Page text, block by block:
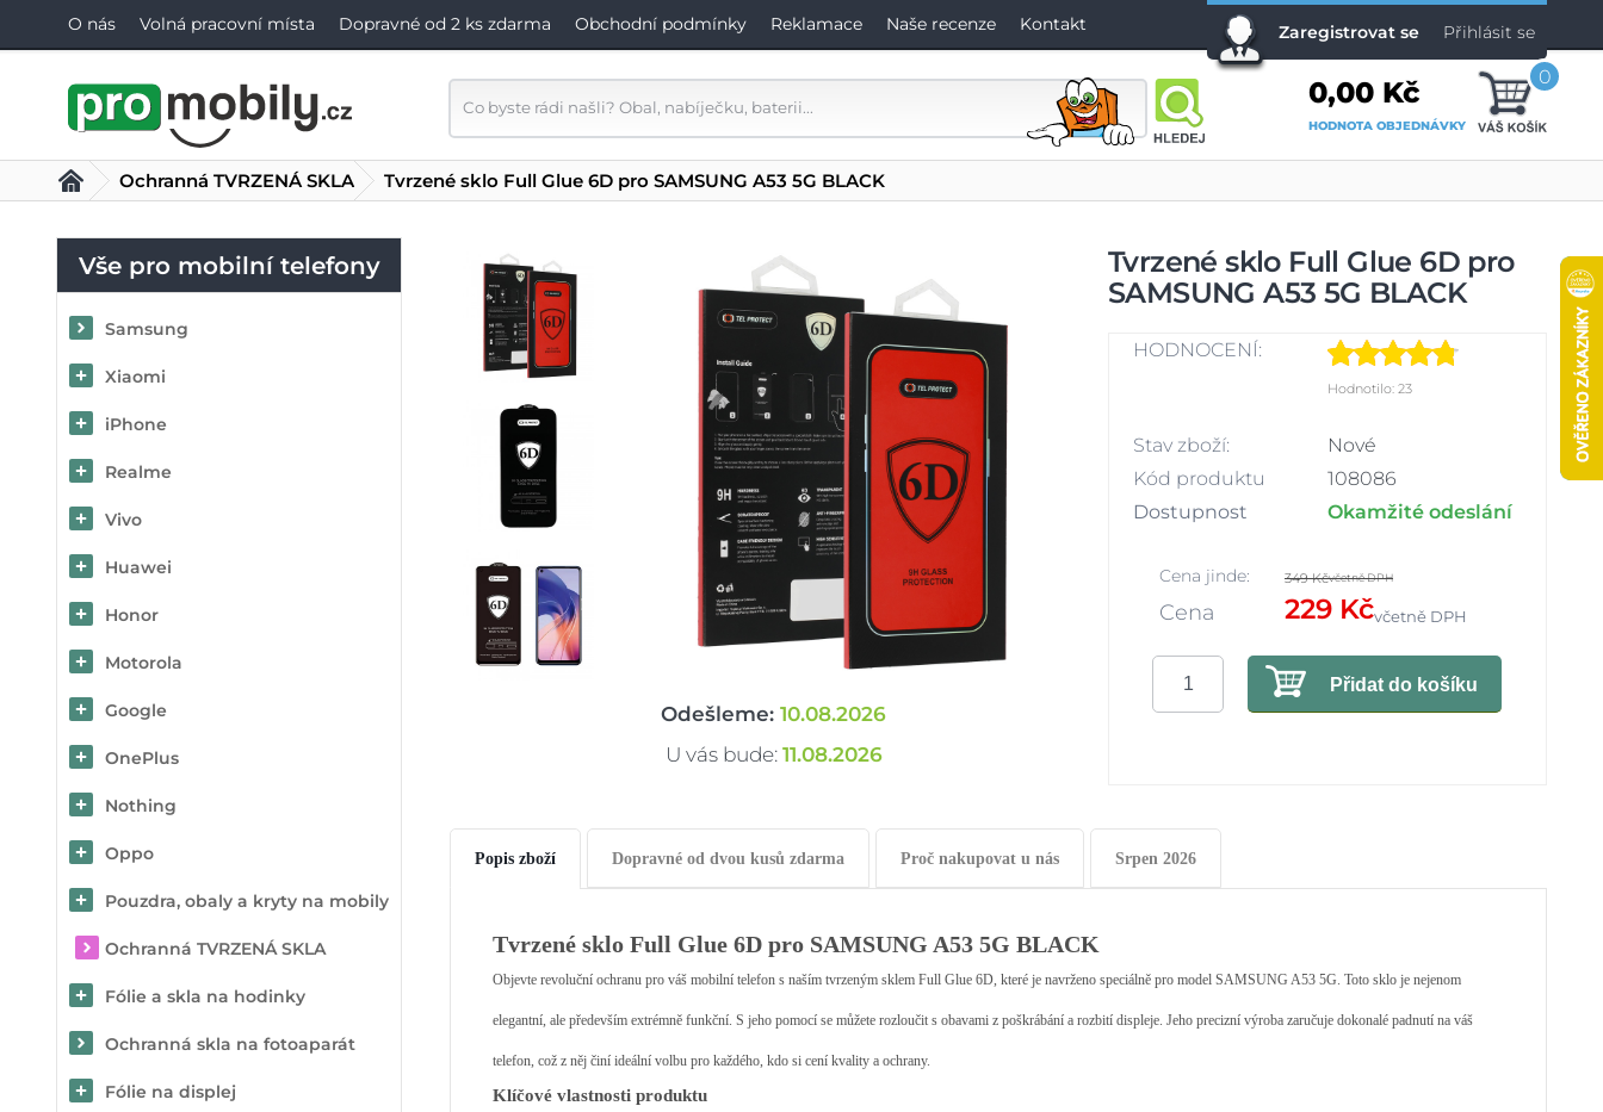
O nás Volná pracovní místa Dopravné od 2 ks zdarma Obchodní podmínky Reklamace Naše recenze Kontakt Zaregistrovat se Přihlásit se
0,00 Kč
HODNOTA OBJEDNÁVKY
0
Vše pro mobilní telefony
Samsung
Xiaomi
iPhone
Realme
Vivo
Huawei
Honor
Motorola
Google
OnePlus
Nothing
Oppo
Pouzdra, obaly a kryty na mobily
Ochranná TVRZENÁ SKLA
Fólie a skla na hodinky
Ochranná skla na fotoaparát
Fólie na displej
Ochranná TVRZENÁ SKLA Tvrzené sklo Full Glue 6D pro SAMSUNG A53 5G BLACK
Odešleme:10.08.2026
U vás bude: 11.08.2026
Tvrzené sklo Full Glue 6D pro
SAMSUNG A53 5G BLACK
HODNOCENÍ:
Hodnotilo: 23
Stav zboží:
Nové
Kód produktu
108086
Dostupnost
Okamžité odeslání
Cena jinde: 349 Kčvčetně DPH
Cena 229 Kčvčetně DPH
Přidat do košíku
Popis zboží Dopravné od dvou kusů zdarma Proč nakupovat u nás Srpen 2026
Tvrzené sklo Full Glue 6D pro SAMSUNG A53 5G BLACK
Objevte revoluční ochranu pro váš mobilní telefon s naším tvrzeným sklem Full Glue 6D, které je navrženo speciálně pro model SAMSUNG A53 5G. Toto sklo je nejenom
elegantní, ale především extrémně funkční. S jeho pomocí se můžete rozloučit s obavami z poškrábání a rozbití displeje. Jeho precizní výroba zaručuje dokonalé padnutí na váš
telefon, což z něj činí ideální volbu pro každého, kdo si cení kvality a ochrany.
Klíčové vlastnosti produktu